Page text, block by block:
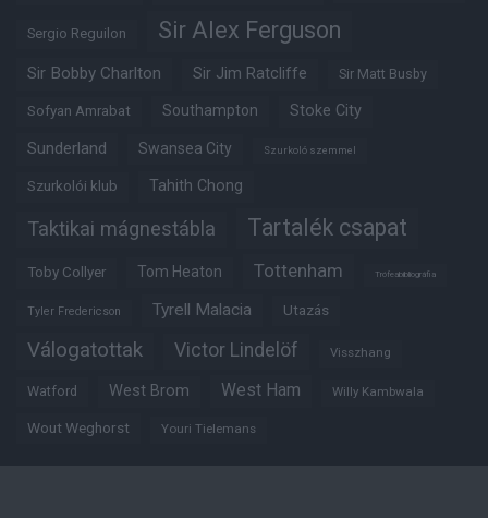
Sergio Reguilon Sir Alex Ferguson
Sir Bobby Charlton Sir Jim Ratcliffe Sir Matt Busby
Sofyan Amrabat Southampton Stoke City
Sunderland Swansea City Szurkoló szemmel
Szurkolói klub Tahith Chong
Taktikai mágnestábla Tartalék csapat
Toby Collyer Tom Heaton Tottenham Trófeabibliográfia
Tyler Fredericson Tyrell Malacia Utazás
Válogatottak Victor Lindelöf Visszhang
Watford West Brom West Ham Willy Kambwala
Wout Weghorst Youri Tielemans